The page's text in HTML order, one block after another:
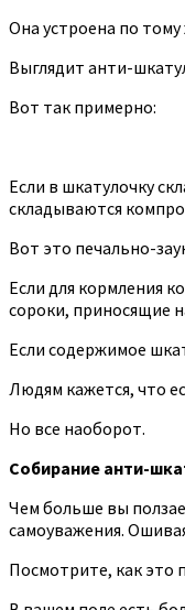
Она устроена по
Выглядит анти-
Вот так примерно:
Если в шкатулочку
складываются
Вот это печально-
Если для кормления
сороки, приносящие
Если содержимое
Людям кажется, что
Но все наоборот.
Собирание анти-
Чем больше вы
самоуважения.
Посмотрите, как это